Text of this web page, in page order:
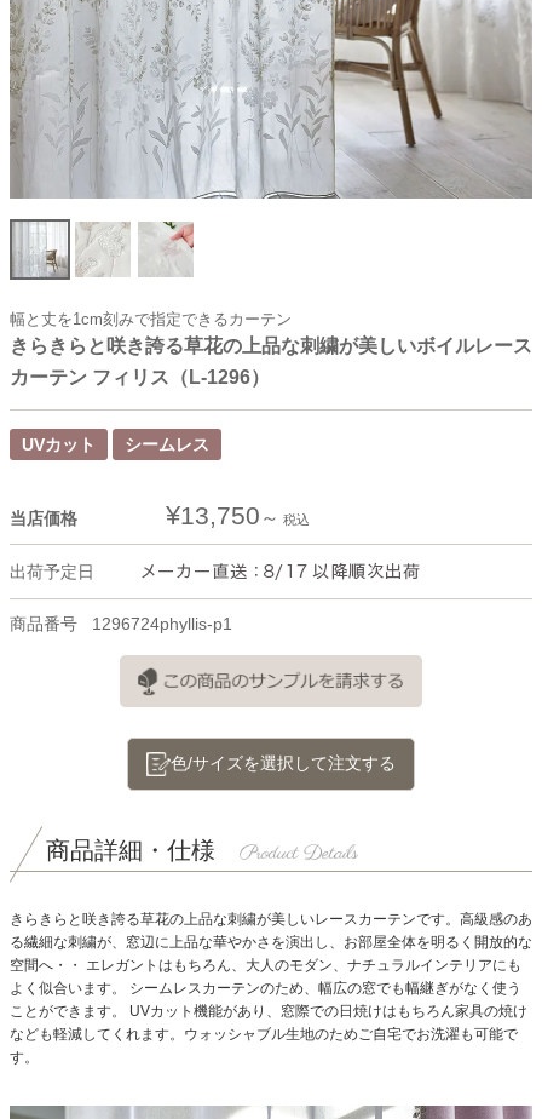
幅と丈を1cm刻みで指定できるカーテン
きらきらと咲き誇る草花の上品な刺繍が美しいボイルレース
カーテン フィリス（L-1296）
UVカット シームレス
当店価格 ¥13,750 税込
出荷予定日
商品番号 1296724phyllis-p1
色/サイズを選択して注文する
商品詳細・仕様
きらきらと咲き誇る草花の上品な刺繍が美しいレースカーテンです。 高級感のあ
る繊細な刺繍が、窓辺に上品な華やかさを演出し、お部屋全体を明るく開放的な
空間へ・・
エレガントはもちろん、大人のモダン、ナチュラルインテリアにも
よく似合います。
シームレスカーテンのため、幅広の窓でも幅継ぎがなく使う
ことができます。
UVカット機能があり、窓際での日焼けはもちろん家具の焼け
なども軽減してくれます。ウォッシャブル生地のためご自宅でお洗濯も可能で
す。